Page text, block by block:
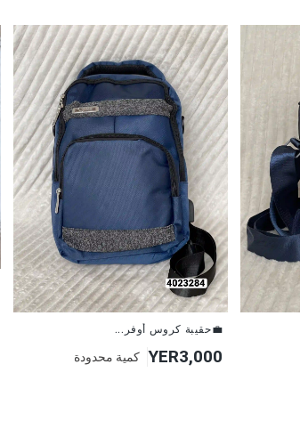
💼حقيبة كروس أوفر...
YER3,000 كمية محدودة